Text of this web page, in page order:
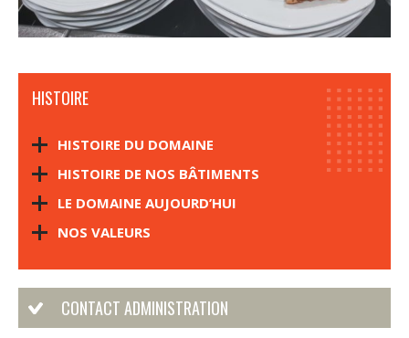
HISTOIRE
HISTOIRE DU DOMAINE
HISTOIRE DE NOS BÂTIMENTS
LE DOMAINE AUJOURD’HUI
NOS VALEURS
CONTACT ADMINISTRATION